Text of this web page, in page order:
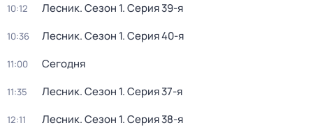
10:12 Лесник. Сезон 1. Серия 39-я
10:36 Лесник. Сезон 1. Серия 40-я
11:00 Сегодня
11:35 Лесник. Сезон 1. Серия 37-я
12:11 Лесник. Сезон 1. Серия 38-я